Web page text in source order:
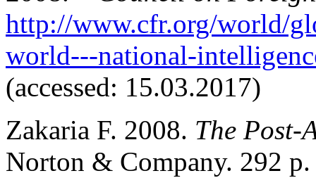
http://www.cfr.org/world/
world---national-
(accessed: 15.03.2017)
Zakaria F. 2008. The Post-
Norton & Company. 292